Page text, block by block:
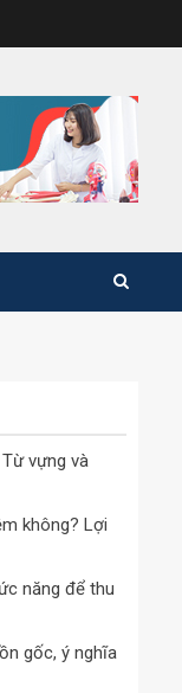
vựng và
không? Lợi
năng để thu
gốc, ý nghĩa